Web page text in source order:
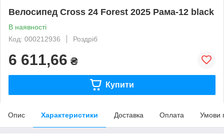
Велосипед Cross 24 Forest 2025 Рама-12 black
В наявності
Код: 000212936
Роздріб
6 611,66 ₴
Купити
Опис Характеристики Доставка Оплата Умови